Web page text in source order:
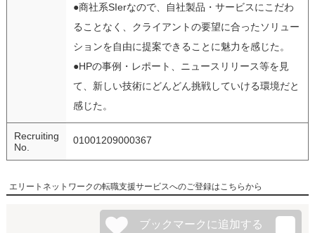
●商社系SIerなので、自社製品・サービスにこだわ
ることなく、クライアントの要望に合ったソリュー
ションを自由に提案できることに魅力を感じた。
●HPの事例・レポート、ニュースリリース等を見
て、新しい技術にどんどん挑戦していける環境だと
感じた。
Recruiting
No.
01001209000367
エリートネットワークの転職支援サービスへのご登録はこちらから